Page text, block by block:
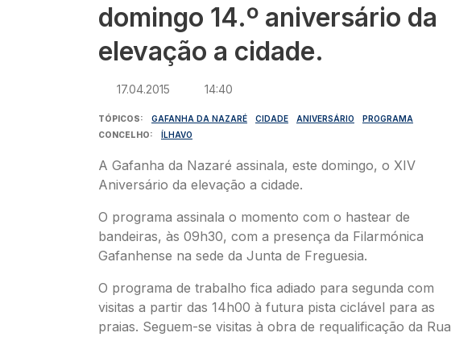
domingo 14.º aniversário da
elevação a cidade.
17.04.2015 14:40
TÓPICOS GAFANHA DA NAZARÉ CIDADE ANIVERSÁRIO
PROGRAMA
CONCELHO
ÍLHAVO
A Gafanha da Nazaré assinala, este domingo, o XIV
Aniversário da elevação a cidade.
O programa assinala o momento com o hastear de
bandeiras, às 09h30, com a presença da Filarmónica
Gafanhense na sede da Junta de Freguesia.
O programa de trabalho fica adiado para segunda com
visitas a partir das 14h00 à futura pista ciclável para as
praias. Seguem-se visitas à obra de requalificação da Rua